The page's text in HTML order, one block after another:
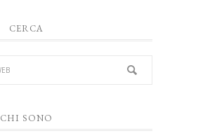
CERCA
CHI SONO